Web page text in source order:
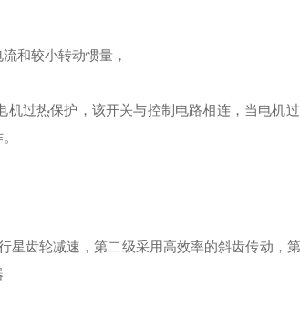
和较小转动惯量，
过热保护，该开关与控制电路相连，当电机
齿轮减速，第二级采用高效率的斜齿传动，